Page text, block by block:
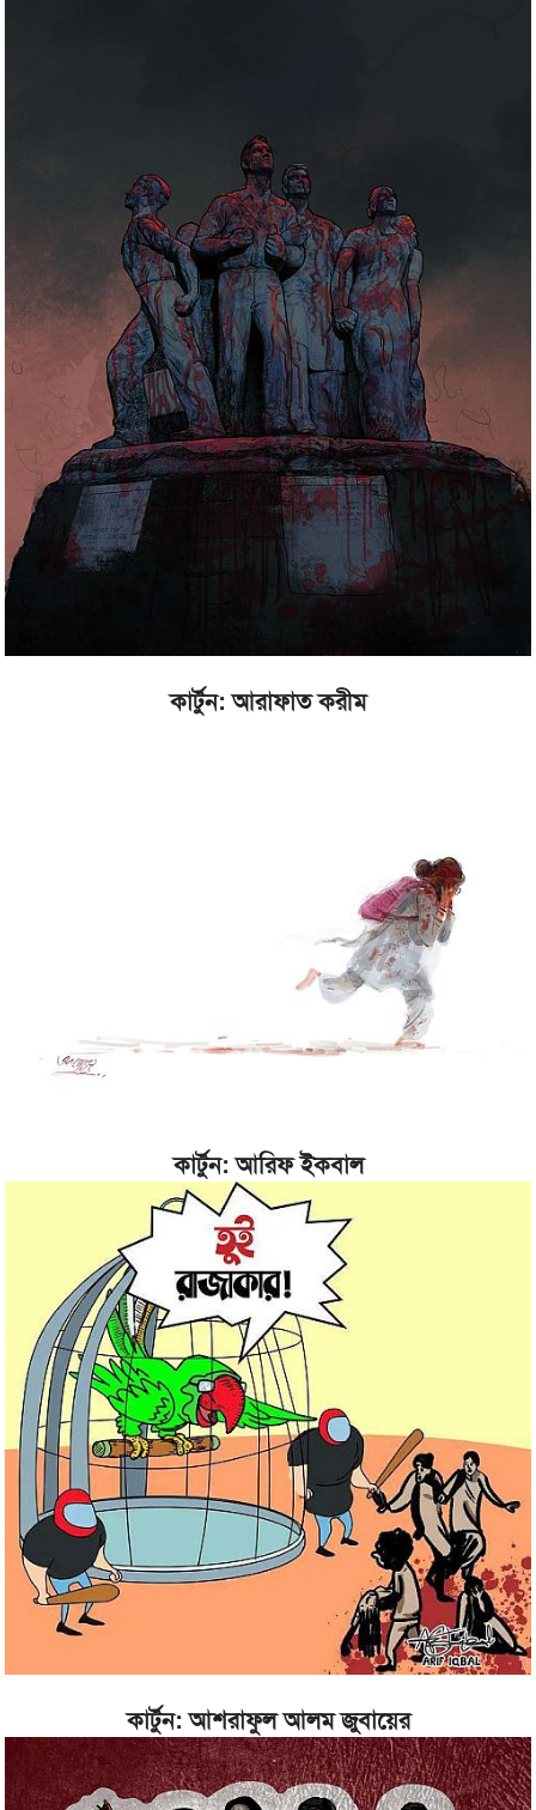
কার্টুন: আরাফাত করীম
কার্টুন: আরিফ ইকবাল
কার্টুন: আশরাফুল আলম জুবায়ের